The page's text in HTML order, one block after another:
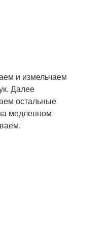
и измельчаем
Далее
остальные
медленном